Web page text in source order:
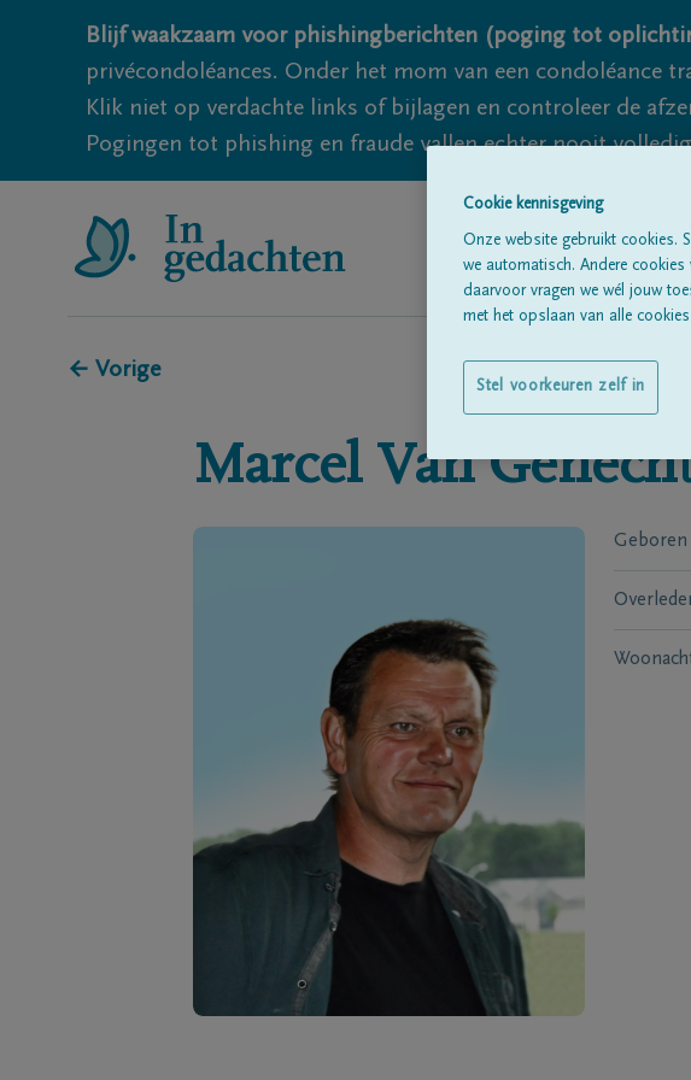
Blijf waakzaam voor phishingberichten (poging tot
privécondoléances. Onder het mom van een condoléance
Klik niet op verdachte links of bijlagen en controleer de
Pogingen tot phishing en fraude vallen echter nooit
← Vorige
Marcel Van
Geboren
Cookie kennisgeving
Onze website gebruikt cookies.
we automatisch. Andere
daarvoor vragen we wél jouw
met het opslaan van alle
Stel voorkeuren zelf in